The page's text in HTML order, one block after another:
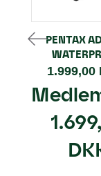
PENTAX
1.999,00